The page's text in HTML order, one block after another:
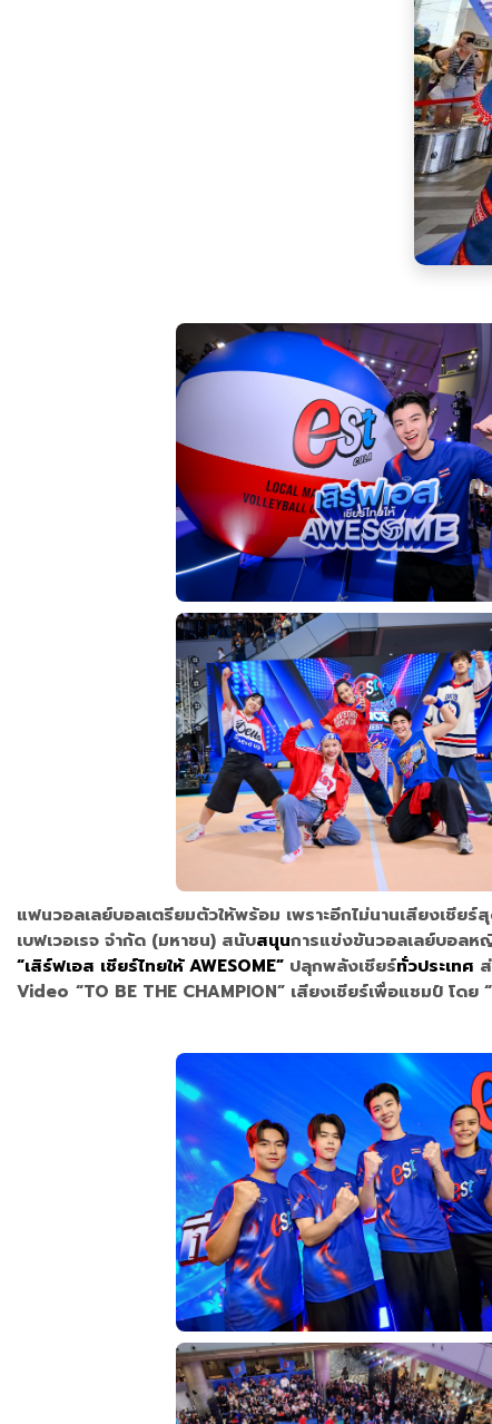
แฟนวอลเลย์บอลเตรียมตัวให้พร้อม เพราะอีกไม่นานเสียงเชีย
เบฟเวอเรจ จำกัด (มหาชน) สนับสนุนการแข่งขันวอลเลย์บอลห
“เสิร์ฟเอส เชียร์ไทยให้ AWESOME” ปลุกพลังเชียร์ทั่วประเทศ
Video “TO BE THE CHAMPION” เสียงเชียร์เพื่อแชมป์ โดย